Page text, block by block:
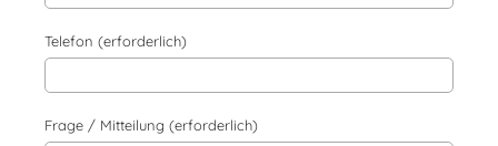
Telefon (erforderlich)
Frage / Mitteilung (erforderlich)